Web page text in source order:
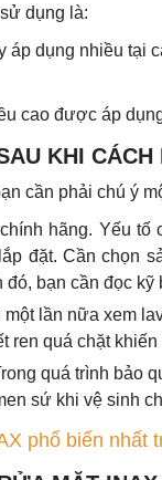
dụng là:
áp dụng nhiều tại
cao được áp
KHI
cần phải chú ý
hãng. Yếu
đặt. Cần chọn
bạn cần đọc
một lần nữa xem
ren quá chặt
quá trình bảo
sứ khi vệ sinh
phổ biến nhất